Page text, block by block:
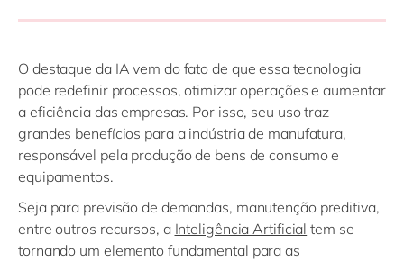
O destaque da IA vem do fato de que essa tecnologia
pode redefinir processos, otimizar operações e aumentar
a eficiência das empresas. Por isso, seu uso traz
grandes benefícios para a indústria de manufatura,
responsável pela produção de bens de consumo e
equipamentos.
Seja para previsão de demandas, manutenção preditiva,
entre outros recursos, a Inteligência Artificial tem se
tornando um elemento fundamental para as